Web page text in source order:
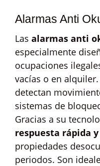
Alarmas Anti
Las alarmas anti
especialmente
ocupaciones
vacías o en
detectan
sistemas de
Gracias a su
respuesta rápida
propiedades
periodos. Son